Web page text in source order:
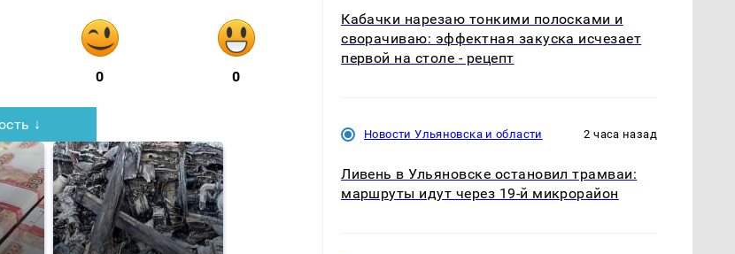
0 0
↓
Кабачки нарезаю тонкими полосками и
сворачиваю: эффектная закуска исчезает
первой на столе - рецепт
Новости Ульяновска и области 2 часа назад
Ливень в Ульяновске остановил трамваи:
маршруты идут через 19-й микрорайон